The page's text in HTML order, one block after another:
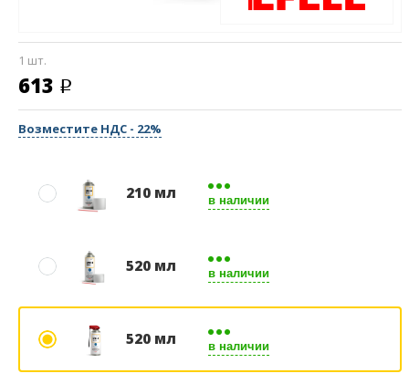
1 шт.
613
Возместите НДС - 22%
210 мл в наличии
520 мл в наличии
520 мл в наличии